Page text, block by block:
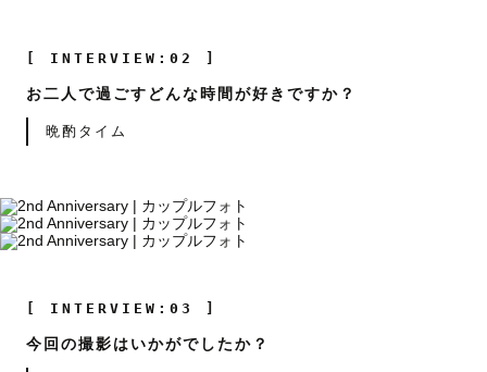
[ INTERVIEW:02 ]
お二人で過ごすどんな時間が好きですか？
晩酌タイム
[ INTERVIEW:03 ]
今回の撮影はいかがでしたか？